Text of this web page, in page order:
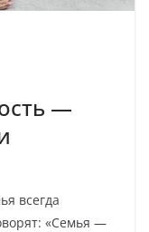
—
всегда
«Семья —